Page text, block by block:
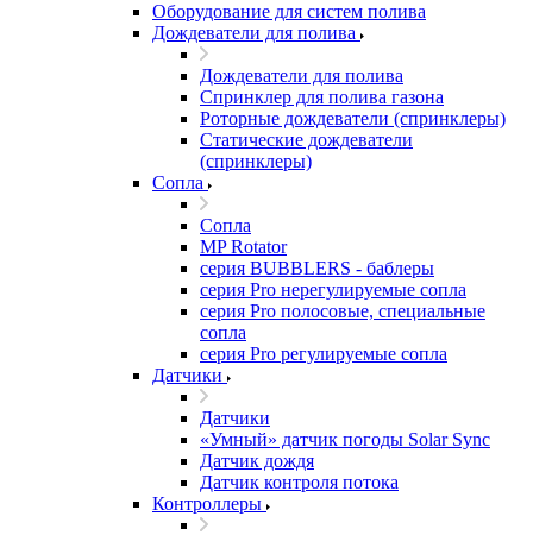
Оборудование для систем полива
Дождеватели для полива
Дождеватели для полива
Cпринклер для полива газона
Роторные дождеватели (спринклеры)
Статические дождеватели
(спринклеры)
Сопла
Сопла
MP Rotator
серия BUBBLERS - баблеры
серия Pro нерегулируемые сопла
серия Pro полосовые, специальные
сопла
серия Pro регулируемые сопла
Датчики
Датчики
«Умный» датчик погоды Solar Sync
Датчик дождя
Датчик контроля потока
Контроллеры